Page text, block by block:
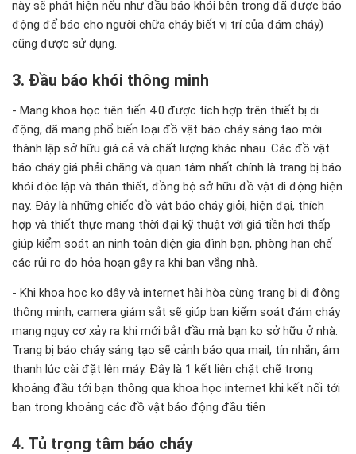
này sẽ phát hiện nếu như đầu báo khói bên trong đã được báo
động để báo cho người chữa cháy biết vị trí của đám cháy)
cũng được sử dụng.
3. Đầu báo khói thông minh
- Mang khoa học tiên tiến 4.0 được tích hợp trên thiết bị di
động, dã mang phổ biến loại đồ vật báo cháy sáng tạo mới
thành lập sở hữu giá cả và chất lượng khác nhau. Các đồ vật
báo cháy giá phải chăng và quan tâm nhất chính là trang bị báo
khói độc lập và thân thiết, đồng bộ sở hữu đồ vật di động hiện
nay. Đây là những chiếc đồ vật báo cháy giỏi, hiện đại, thích
hợp và thiết thực mang thời đại kỹ thuật với giá tiền hơi thấp
giúp kiểm soát an ninh toàn diện gia đình bạn, phòng hạn chế
các rủi ro do hỏa hoạn gây ra khi bạn vắng nhà.
- Khi khoa học ko dây và internet hài hòa cùng trang bị di động
thông minh, camera giám sắt sẽ giúp bạn kiểm soát đám cháy
mang nguy cơ xảy ra khi mới bắt đầu mà bạn ko sở hữu ở nhà.
Trang bị báo cháy sáng tạo sẽ cảnh báo qua mail, tín nhắn, âm
thanh lúc cài đặt lên máy. Đây là 1 kết liên chặt chẽ trong
khoảng đầu tới bạn thông qua khoa học internet khi kết nối tới
bạn trong khoảng các đồ vật báo động đầu tiên
4. Tủ trọng tâm báo cháy